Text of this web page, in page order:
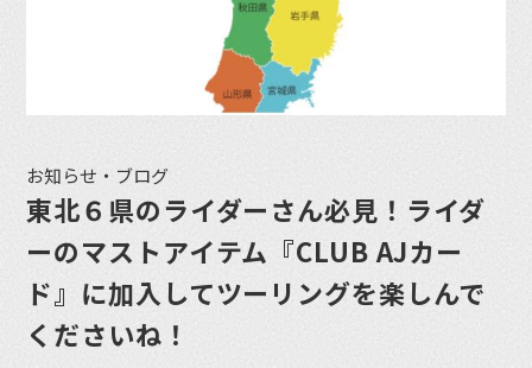
お知らせ・ブログ
東北６県のライダーさん必見！ライダ
ーのマストアイテム『CLUB AJカー
ド』に加入してツーリングを楽しんで
くださいね！